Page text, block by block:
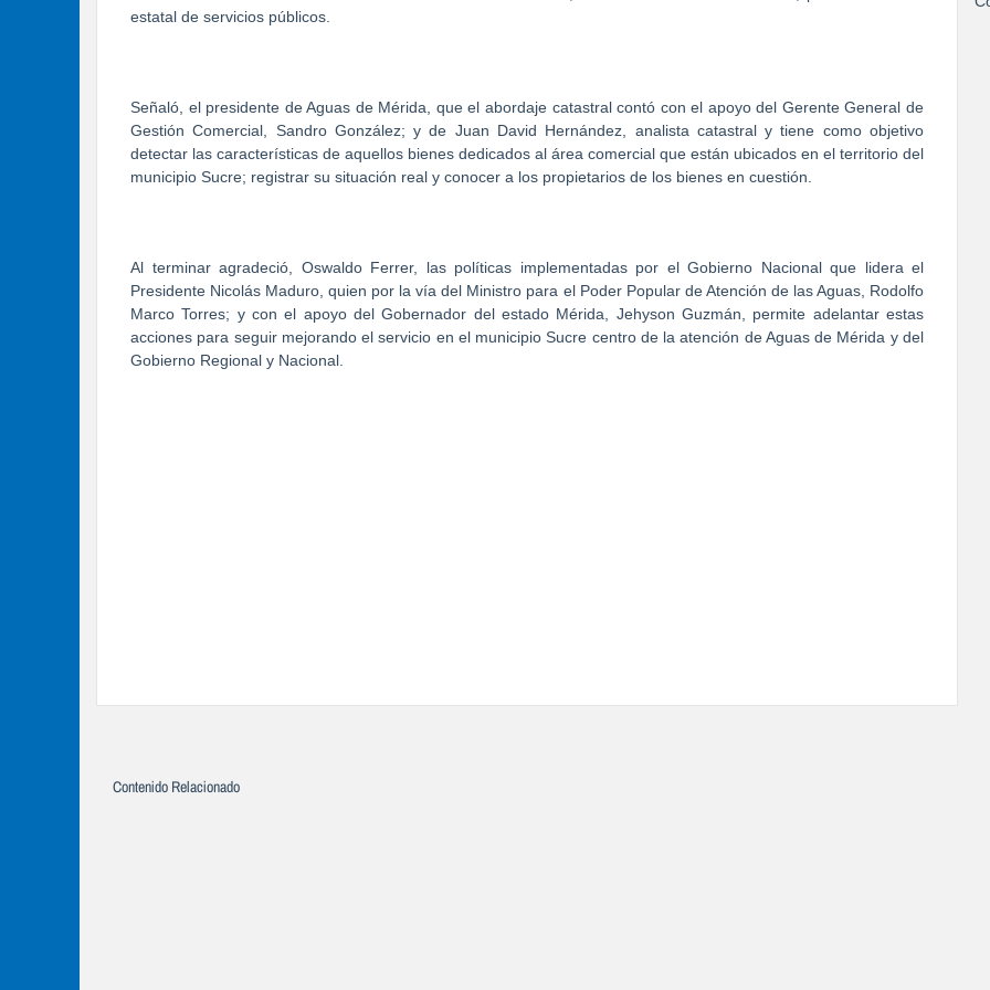
estatal de servicios públicos.
Señaló, el presidente de Aguas de Mérida, que el abordaje catastral contó con el apoyo del Gerente General de
Gestión Comercial, Sandro González; y de Juan David Hernández, analista catastral y tiene como objetivo
detectar las características de aquellos bienes dedicados al área comercial que están ubicados en el territorio del
municipio Sucre; registrar su situación real y conocer a los propietarios de los bienes en cuestión.
Al terminar agradeció, Oswaldo Ferrer, las políticas implementadas por el Gobierno Nacional que lidera el
Presidente Nicolás Maduro, quien por la vía del Ministro para el Poder Popular de Atención de las Aguas, Rodolfo
Marco Torres; y con el apoyo del Gobernador del estado Mérida, Jehyson Guzmán, permite adelantar estas
acciones para seguir mejorando el servicio en el municipio Sucre centro de la atención de Aguas de Mérida y del
Gobierno Regional y Nacional.
Contenido Relacionado